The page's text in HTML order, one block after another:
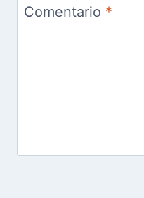
Comentario *